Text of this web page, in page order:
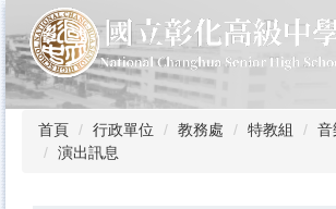
到
主
要
內
首頁 行政單位 教務處 特教組
音
演出訊息